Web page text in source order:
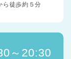
ら徒歩約５分
～20:30